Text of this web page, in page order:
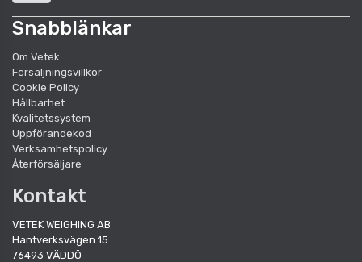
Snabblänkar
Om Vetek
Försäljningsvillkor
Cookie Policy
Hållbarhet
Kvalitetssystem
Uppförandekod
Verksamhetspolicy
Återförsäljare
Kontakt
VETEK WEIGHING AB
Hantverksvägen 15
76493 VÄDDÖ